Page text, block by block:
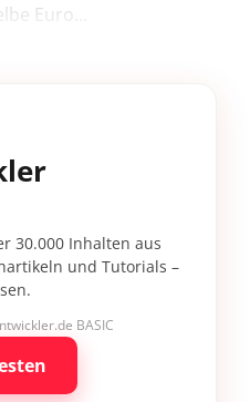
Euro...
30.000 Inhalten aus
und Tutorials –
BASIC